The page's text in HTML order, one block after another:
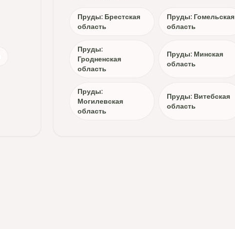
Пруды: Брестская
область
Пруды: Гомельская
область
Пруды:
Гродненская
область
Пруды: Минская
область
Пруды:
Могилевская
область
Пруды: Витебская
область